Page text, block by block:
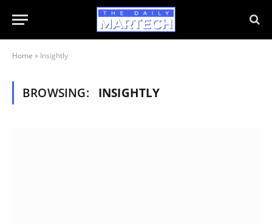
Home » Insightly
BROWSING: INSIGHTLY